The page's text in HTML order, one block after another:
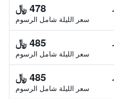
478 ﷼
سعر الليلة شامل الرسوم
485 ﷼
سعر الليلة شامل الرسوم
485 ﷼
سعر الليلة شامل الرسوم